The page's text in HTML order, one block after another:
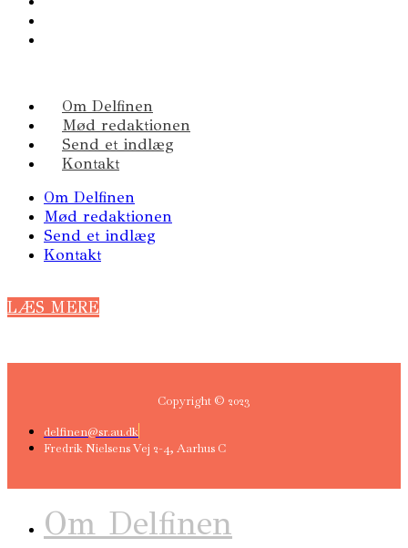
Om Delfinen
Mød redaktionen
Send et indlæg
Kontakt
Om Delfinen
Mød redaktionen
Send et indlæg
Kontakt
LÆS MERE
Copyright © 2023
delfinen@sr.au.dk
Fredrik Nielsens Vej 2-4, Aarhus C
Om Delfinen